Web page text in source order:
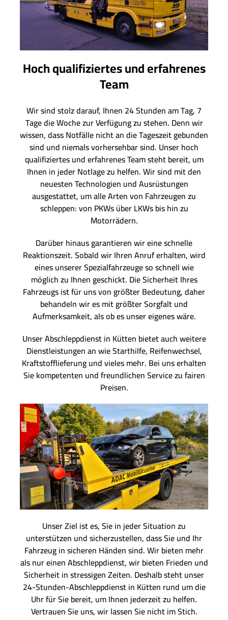
Hoch qualifiziertes und erfahrenes
Team
Wir sind stolz darauf, Ihnen 24 Stunden am Tag, 7
Tage die Woche zur Verfügung zu stehen. Denn wir
wissen, dass Notfälle nicht an die Tageszeit gebunden
sind und niemals vorhersehbar sind. Unser hoch
qualifiziertes und erfahrenes Team steht bereit, um
Ihnen in jeder Notlage zu helfen. Wir sind mit den
neuesten Technologien und Ausrüstungen
ausgestattet, um alle Arten von Fahrzeugen zu
schleppen: von PKWs über LKWs bis hin zu
Motorrädern.
Darüber hinaus garantieren wir eine schnelle
Reaktionszeit. Sobald wir Ihren Anruf erhalten, wird
eines unserer Spezialfahrzeuge so schnell wie
möglich zu Ihnen geschickt. Die Sicherheit Ihres
Fahrzeugs ist für uns von größter Bedeutung, daher
behandeln wir es mit größter Sorgfalt und
Aufmerksamkeit, als ob es unser eigenes wäre.
Unser Abschleppdienst in Kütten bietet auch weitere
Dienstleistungen an wie Starthilfe, Reifenwechsel,
Kraftstofflieferung und vieles mehr. Bei uns erhalten
Sie kompetenten und freundlichen Service zu fairen
Preisen.
Unser Ziel ist es, Sie in jeder Situation zu
unterstützen und sicherzustellen, dass Sie und Ihr
Fahrzeug in sicheren Händen sind. Wir bieten mehr
als nur einen Abschleppdienst, wir bieten Frieden und
Sicherheit in stressigen Zeiten. Deshalb steht unser
24-Stunden-Abschleppdienst in Kütten rund um die
Uhr für Sie bereit, um Ihnen jederzeit zu helfen.
Vertrauen Sie uns, wir lassen Sie nicht im Stich.